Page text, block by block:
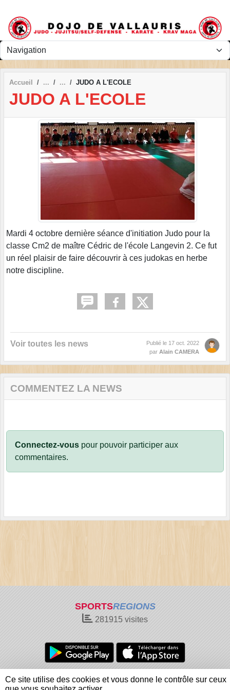
Accueil JUDO A L'ECOLE
JUDO A L'ECOLE
Mardi 4 octobre dernière séance d'initiation Judo pour la
classe Cm2 de maître Cédric de l'école Langevin 2. Ce fut
un réel plaisir de faire découvrir à ces judokas en herbe
notre discipline.
Voir toutes les news Publié le 17 oct. 2022
par Alain CAMERA
COMMENTEZ LA NEWS
Connectez-vous pour pouvoir participer aux
commentaires.
SPORTSREGIONS
281915 visites
Charte cookies
Gestion des cookies
Informations légales
Signaler un contenu inapproprié
Ce site utilise des cookies et vous donne le contrôle sur ceux